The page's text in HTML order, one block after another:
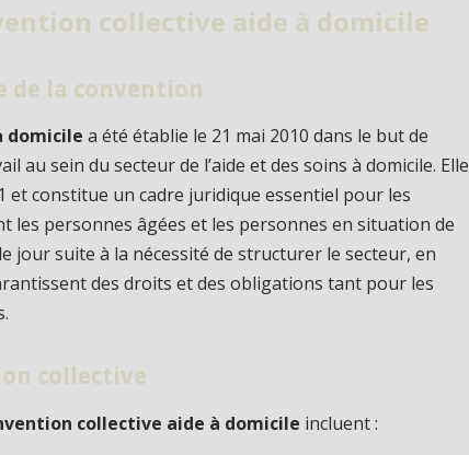
collective aide à domicile
de la convention
domicile a été établie le 21 mai 2010 dans le but de
au sein du secteur de l’aide et des soins à domicile. Elle
et constitue un cadre juridique essentiel pour les
les personnes âgées et les personnes en situation de
jour suite à la nécessité de structurer le secteur, en
des droits et des obligations tant pour les
collective
collective aide à domicile incluent :